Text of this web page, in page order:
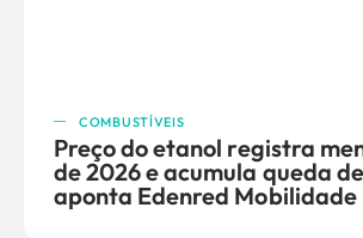
COMBUSTÍVEIS
Preço do etanol registra
de 2026 e acumula queda
aponta Edenred Mobilidade